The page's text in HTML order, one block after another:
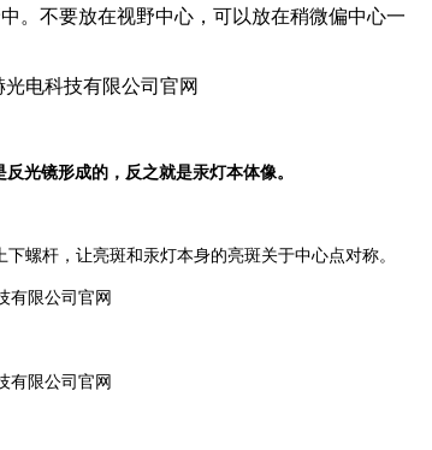
。不要放在视野中心，可以放在稍微偏中心一
光镜形成的，反之就是汞灯本体像。
螺杆，让亮斑和汞灯本身的亮斑关于中心点对称。